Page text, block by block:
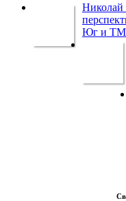
Николай
Юг и